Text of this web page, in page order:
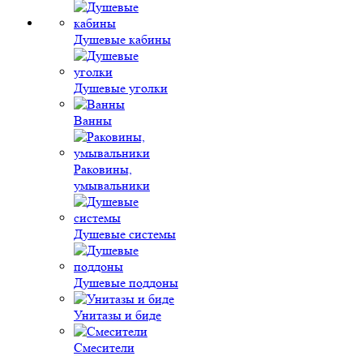
Душевые кабины
Душевые уголки
Ванны
Раковины,
умывальники
Душевые системы
Душевые поддоны
Унитазы и биде
Смесители